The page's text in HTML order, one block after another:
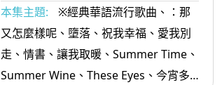
本集主題:
※經典華語流行歌曲、：那
又怎麼樣呢、墮落、祝我幸福、愛我別
走、情書、讓我取暖、Summer Time、
Summer Wine、These Eyes、今宵多